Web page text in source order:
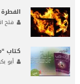
فتح
كتاب
أبو